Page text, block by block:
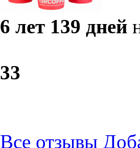
6 лет 139 дней
33
Все отзывы